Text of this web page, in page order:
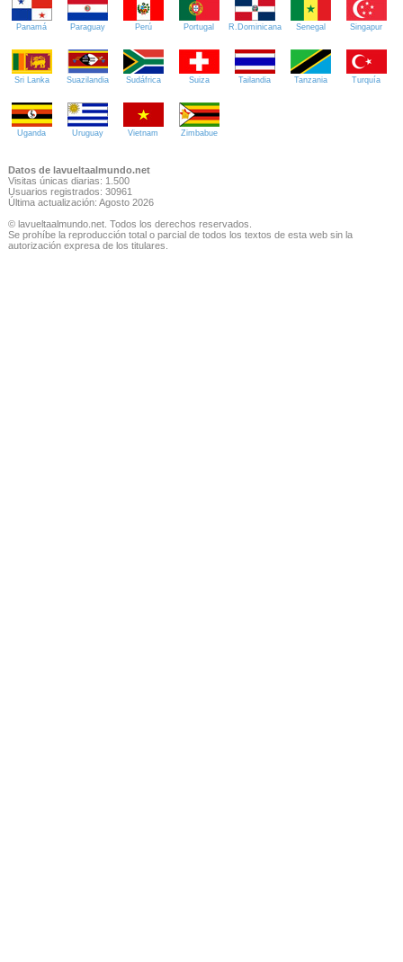
Panamá Paraguay Perú Portugal R.Dominicana Senegal Singapur
Sri Lanka Suazilandia Sudáfrica Suiza Tailandia Tanzania Turquía
Uganda Uruguay Vietnam Zimbabue
Datos de lavueltaalmundo.net
Visitas únicas diarias: 1.500
Usuarios registrados: 30961
Última actualización: Agosto 2026
© lavueltaalmundo.net. Todos los derechos reservados.
Se prohíbe la reproducción total o parcial de todos los textos de esta web sin la
autorización expresa de los titulares.